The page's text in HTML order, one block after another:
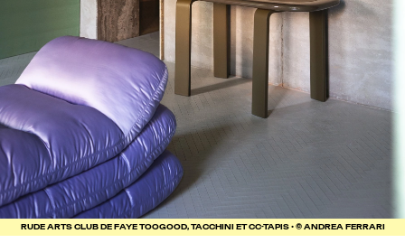
RUDE ARTS CLUB DE FAYE TOOGOOD, TACCHINI ET CC-TAPIS • © ANDREA FERRARI